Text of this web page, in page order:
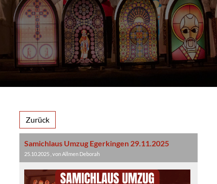
Zurück
Samichlaus Umzug Egerkingen 29.11.2025
25.10.2025 , von Allmen Deborah